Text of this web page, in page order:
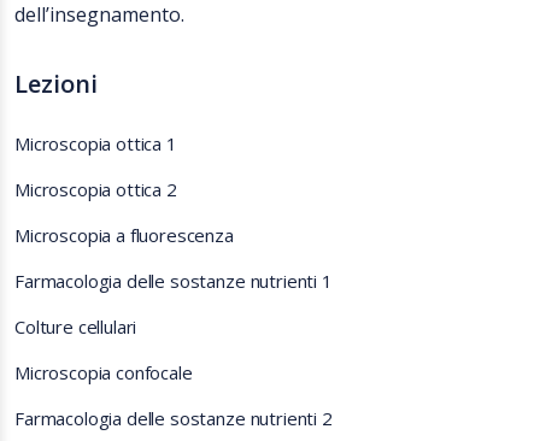
dell’insegnamento.
Lezioni
Microscopia ottica 1
Microscopia ottica 2
Microscopia a fluorescenza
Farmacologia delle sostanze nutrienti 1
Colture cellulari
Microscopia confocale
Farmacologia delle sostanze nutrienti 2